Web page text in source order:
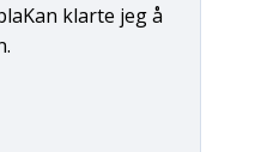
klarte jeg å